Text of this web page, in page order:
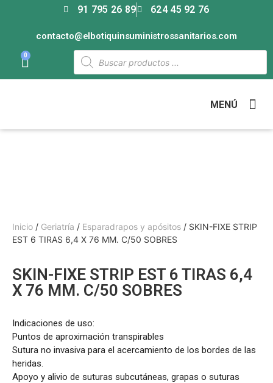
91 795 26 89 624 45 92 76
contacto@elbotiquinsuministrossanitarios.com
0
MENÚ
Inicio / Geriatría / Esparadrapos y apósitos / SKIN-FIXE STRIP
EST 6 TIRAS 6,4 X 76 MM. C/50 SOBRES
SKIN-FIXE STRIP EST 6 TIRAS 6,4
X 76 MM. C/50 SOBRES
Indicaciones de uso:
Puntos de aproximación transpirables
Sutura no invasiva para el acercamiento de los bordes de las
heridas.
Apoyo y alivio de suturas subcutáneas, grapas o suturas